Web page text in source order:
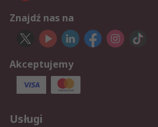
Znajdź nas na
Akceptujemy
Usługi